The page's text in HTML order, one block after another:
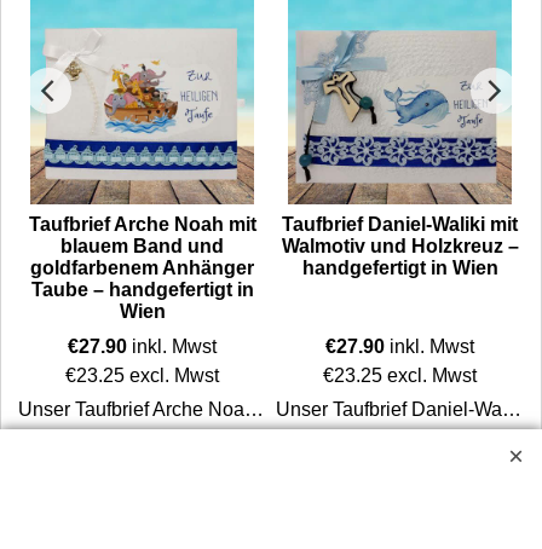
Taufbrief Arche Noah mit
blauem Band und
goldfarbenem Anhänger
Taube – handgefertigt in
Wien
€27.90 inkl. Mwst
€23.25 excl. Mwst
Unser Taufbrief Arche Noah wird in mehreren sorgfältigen Arbeitsschritten vollständig von Hand gefertigt – vom gepolsterten Rohling bis zur Dekoration mit blauem Band, weißer Schleife, Perlenranke und einem kleinen, goldfarbenen Anhänger Taube.
Taufbrief Daniel-Waliki mit
Walmotiv und Holzkreuz –
handgefertigt in Wien
€27.90 inkl. Mwst
€23.25 excl. Mwst
Unser Taufbrief Daniel-Waliki wird in mehreren sorgfältigen Arbeitsschritten vollständig von Hand gefertigt – vom gepolsterten Rohling bis zur Dekoration mit einem blauem Band, hellblauer Schleife, Perlen und einem Holzkreuz.